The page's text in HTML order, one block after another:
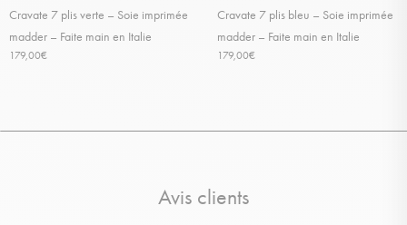
Cravate 7 plis verte – Soie imprimée
madder – Faite main en Italie
179,00€
Cravate 7 plis bleu – Soie imprimée
madder – Faite main en Italie
179,00€
Avis clients